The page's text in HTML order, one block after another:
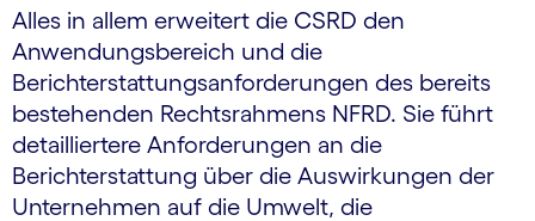
Alles in allem erweitert die CSRD den
Anwendungsbereich und die
Berichterstattungsanforderungen des bereits
bestehenden Rechtsrahmens NFRD. Sie führt
detailliertere Anforderungen an die
Berichterstattung über die Auswirkungen der
Unternehmen auf die Umwelt, die